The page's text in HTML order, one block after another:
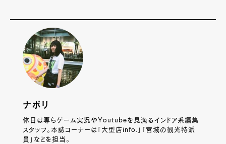
ナポリ
休日は専らゲーム実況やYoutubeを見漁るインドア系編集
スタッフ。本誌コーナーは「大型店info.」「宮城の観光特派
員」などを担当。